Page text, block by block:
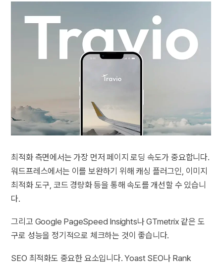
최적화 측면에서는 가장 먼저 페이지 로딩 속도가 중요합니다.
워드프레스에서는 이를 보완하기 위해 캐싱 플러그인, 이미지
최적화 도구, 코드 경량화 등을 통해 속도를 개선할 수 있습니
다.
그리고 Google PageSpeed Insights나 GTmetrix 같은 도
구로 성능을 정기적으로 체크하는 것이 좋습니다.
SEO 최적화도 중요한 요소입니다. Yoast SEO나 Rank